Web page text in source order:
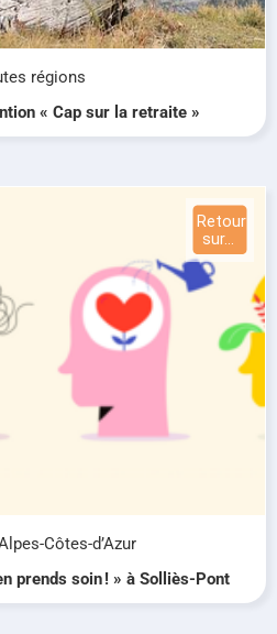
régions
« Cap sur la retraite »
Côtes-d’Azur
prends soin ! » à Solliès-Pont